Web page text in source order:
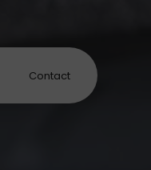
Contact